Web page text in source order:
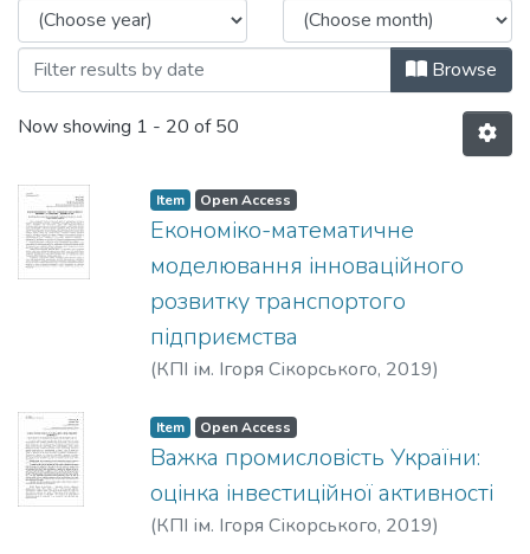
Browse
Now showing 1 - 20 of 50
Item Open Access
Економіко-математичне
моделювання інноваційного
розвитку транспортого
підприємства
(КПІ ім. Ігоря Сікорського, 2019)
Item Open Access
Важка промисловість України:
оцінка інвестиційної активності
(КПІ ім. Ігоря Сікорського, 2019)